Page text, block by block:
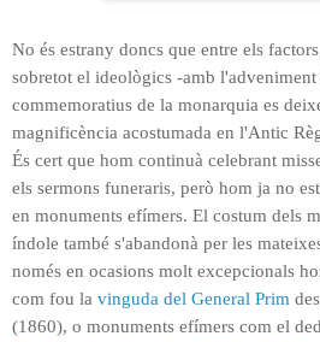
No és estrany doncs que entre els
sobretot el ideològics -amb
commemoratius de la monarquia es
magnificència acostumada en l'Antic
És cert que hom continuà celebrant
els sermons funeraris, però hom ja no
en monuments efímers. El costum dels
índole també s'abandonà per les
només en ocasions molt excepcionals
com fou la vinguda del General Prim
(1860), o monuments efímers com el